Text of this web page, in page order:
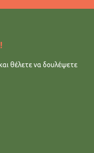
θέλετε να δουλέψετε